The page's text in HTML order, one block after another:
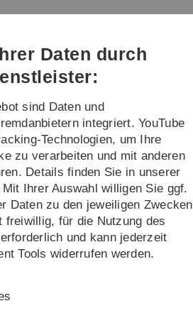
Direkt
Direkt
Direkt
(Sprache,
Drucken,
Social
Direkt
Direkt
Über uns
von Unternehmen,
neue, digitale
vier besonders
Services, Digital Add-on und
Daten durch
sind Daten und
integriert. YouTube
Technologien, um Ihre
zu verarbeiten und mit anderen
Details finden Sie in unserer
Ihrer Auswahl willigen Sie ggf.
Daten zu den jeweiligen Zwecken
freiwillig, für die Nutzung des
und kann jederzeit
Tools widerrufen werden.